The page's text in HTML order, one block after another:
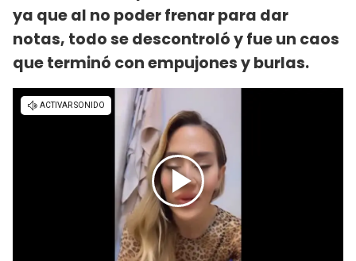
ya que al no poder frenar para dar
notas, todo se descontroló y fue un caos
que terminó con empujones y burlas.